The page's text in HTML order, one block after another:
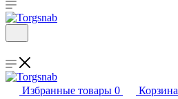
Избранные товары 0 Корзина